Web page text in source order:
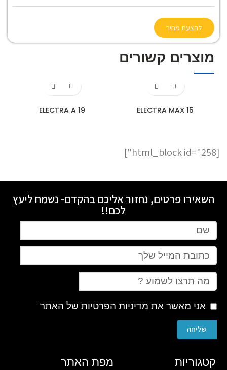
להצעת מחיר
מוצרים קשורים
15 ELECTRA MAX
ELECTRA A 19
[html_block id="258"]
השאירו פרטים, נחזור אליכם בהקדם- נשמח ליעץ
לכם!!
אני מאשר את מדיניות הפרטיות של האתר
שליחה
קטגוריות מפת האתר